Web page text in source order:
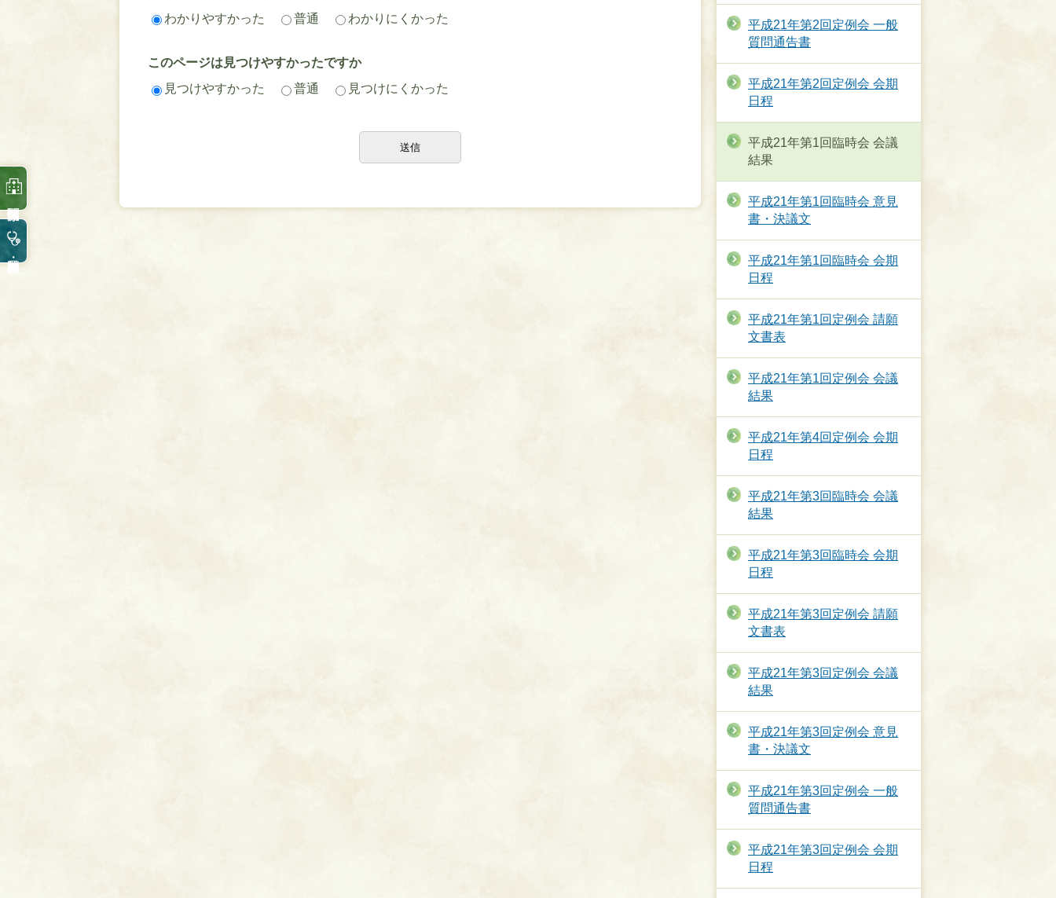
わかりやすかった
普通 わかりにくかった
このページは見つけやすかったですか
見つけやすかった
普通 見つけにくかった
平成21年第2回定例会 一般
質問通告書
平成21年第2回定例会 会期
日程
平成21年第1回臨時会 会議
結果
平成21年第1回臨時会 意見
書・決議文
平成21年第1回臨時会 会期
日程
平成21年第1回定例会 請願
文書表
平成21年第1回定例会 会議
結果
平成21年第4回定例会 会期
日程
平成21年第3回臨時会 会議
結果
平成21年第3回臨時会 会期
日程
平成21年第3回定例会 請願
文書表
平成21年第3回定例会 会議
結果
平成21年第3回定例会 意見
書・決議文
平成21年第3回定例会 一般
質問通告書
平成21年第3回定例会 会期
日程